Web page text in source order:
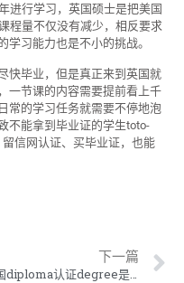
进行学习，英国硕士是把美国
程量不仅没有减少，相反要求
习能力也是不小的挑战。
快毕业，但是真正来到英国就
一节课的内容需要提前看上千
常的学习任务就需要不停地泡
不能拿到毕业证的学生toto-
信网认证、买毕业证，也能
下一篇
美国diploma认证degree是否有补救方法？